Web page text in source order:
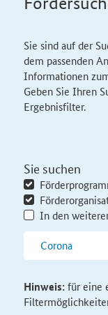
Sie sind auf der
dem passenden
Informationen
Geben Sie Ihren
Ergebnisfilter.
Sie suchen
In den
Hinweis:für eine